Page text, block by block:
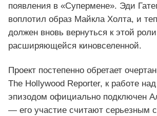
появления в «Супермене». Эди
воплотил образ Майкла Холта, и
должен вновь вернуться к этой
расширяющейся киновселенной.
Проект постепенно обретает
The Hollywood Reporter, к работе
эпизодом официально подключен
— его участие считают серьезным